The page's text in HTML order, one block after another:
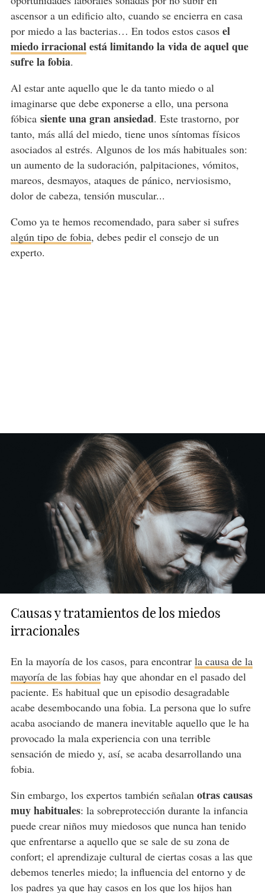
ascensor a un edificio alto, cuando se encierra en casa
por miedo a las bacterias… En todos estos casosel
miedo irracionalestá limitando la vida de aquel que
sufre la fobia.
Al estar ante aquello que le da tanto miedo o al
imaginarse que debe exponerse a ello, una persona
fóbica siente una gran ansiedad. Este trastorno, por
tanto, más allá del miedo, tiene unos síntomas físicos
asociados al estrés. Algunos de los más habituales son:
un aumento de la sudoración, palpitaciones, vómitos,
mareos, desmayos, ataques de pánico, nerviosismo,
dolor de cabeza, tensión muscular...
Como ya te hemos recomendado, para saber si sufres
algún tipo de fobia, debes pedir el consejo de un
experto.
Causas y tratamientos de los miedos
irracionales
En la mayoría de los casos, para encontrar la causa de la
mayoría de las fobiashay que ahondar en el pasado del
paciente. Es habitual que un episodio desagradable
acabe desembocando una fobia. La persona que lo sufre
acaba asociando de manera inevitable aquello que le ha
provocado la mala experiencia con una terrible
sensación de miedo y, así, se acaba desarrollando una
fobia.
Sin embargo, los expertos también señalan otras causas
muy habituales: la sobreprotección durante la infancia
puede crear niños muy miedosos que nunca han tenido
que enfrentarse a aquello que se sale de su zona de
confort; el aprendizaje cultural de ciertas cosas a las que
debemos tenerles miedo; la influencia del entorno y de
los padres ya que hay casos en los que los hijos han